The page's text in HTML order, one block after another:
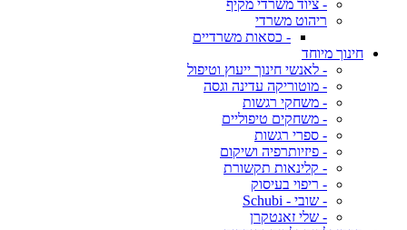
- ציוד משרדי מקיף
ריהוט משרדי
- כסאות משרדיים
חינוך מיוחד
- לאנשי חינוך ייעוץ וטיפול
- מוטוריקה עדינה וגסה
- משחקי רגשות
- משחקים טיפוליים
- ספרי רגשות
- פיזיותרפיה ושיקום
- קלינאות תקשורת
- ריפוי בעיסוק
- שובי - Schubi
- שלי זאנטקרן